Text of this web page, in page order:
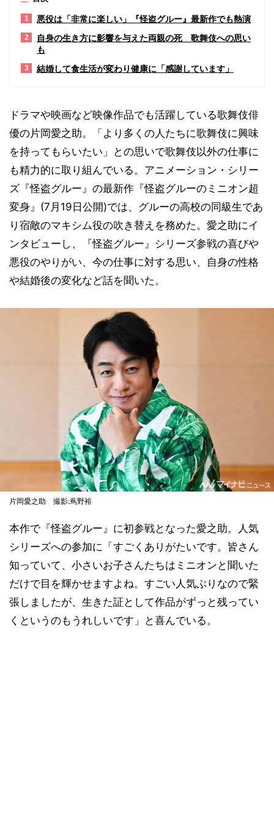
1 悪役は「非常に楽しい」『怪盗グルー』最新作でも熱演
2
自身の生き方に影響を与えた両親の死 歌舞伎への思い
も
3 結婚して食生活が変わり健康に「感謝しています」
ドラマや映画など映像作品でも活躍している歌舞伎俳
優の片岡愛之助。「より多くの人たちに歌舞伎に興味
を持ってもらいたい」との思いで歌舞伎以外の仕事に
も精力的に取り組んでいる。アニメーション・シリー
ズ『怪盗グルー』の最新作『怪盗グルーのミニオン超
変身』(7月19日公開)では、グルーの高校の同級生であ
り宿敵のマキシム役の吹き替えを務めた。愛之助にイ
ンタビューし、『怪盗グルー』シリーズ参戦の喜びや
悪役のやりがい、今の仕事に対する思い、自身の性格
や結婚後の変化など話を聞いた。
片岡愛之助 撮影:蔦野裕
本作で『怪盗グルー』に初参戦となった愛之助。人気
シリーズへの参加に「すごくありがたいです。皆さん
知っていて、小さいお子さんたちはミニオンと聞いた
だけで目を輝かせますよね。すごい人気ぶりなので緊
張しましたが、生きた証として作品がずっと残ってい
くというのもうれしいです」と喜んでいる。